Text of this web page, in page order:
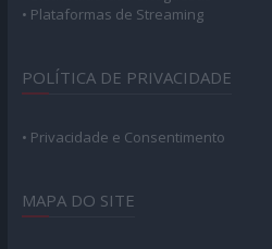
• Plataformas de Streaming
POLÍTICA DE PRIVACIDADE
• Privacidade e Consentimento
MAPA DO SITE